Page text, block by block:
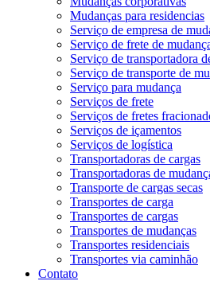
Mudanças para residencias
Serviço de empresa de
Serviço de frete de
Serviço de transportadora
Serviço de transporte de
Serviço para mudança
Serviços de frete
Serviços de fretes
Serviços de içamentos
Serviços de logística
Transportadoras de cargas
Transportadoras de
Transporte de cargas secas
Transportes de carga
Transportes de cargas
Transportes de mudanças
Transportes residenciais
Transportes via caminhão
Contato